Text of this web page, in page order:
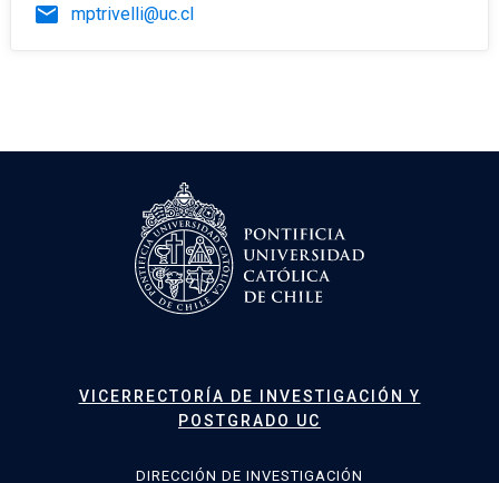
email mptrivelli@uc.cl
VICERRECTORÍA DE INVESTIGACIÓN Y
POSTGRADO UC
DIRECCIÓN DE INVESTIGACIÓN